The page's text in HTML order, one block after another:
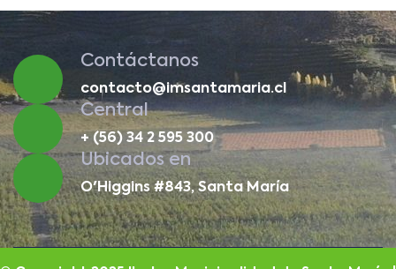
Contáctanos
contacto@imsantamaria.cl
Central
+ (56) 34 2 595 300
Ubicados en
O'Higgins #843, Santa María